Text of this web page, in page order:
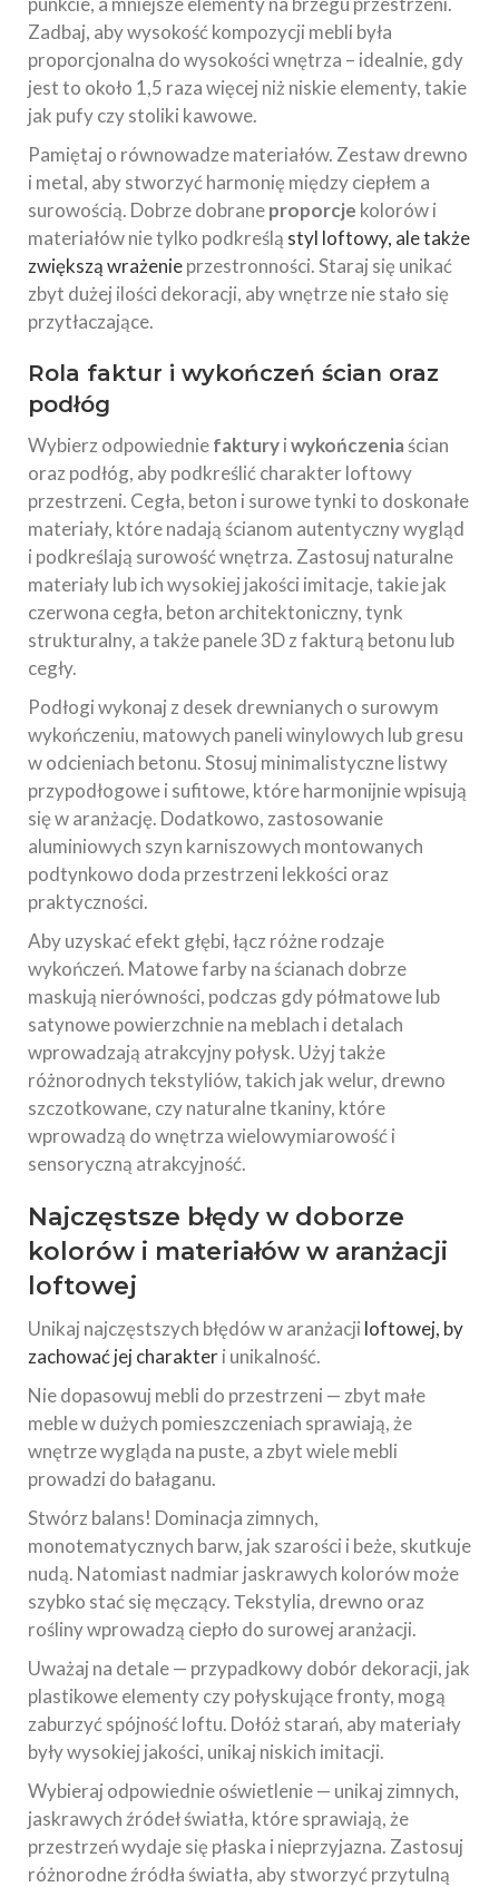
Zadbaj, aby wysokość kompozycji mebli była
proporcjonalna do wysokości wnętrza – idealnie, gdy
jest to około 1,5 raza więcej niż niskie elementy, takie
jak pufy czy stoliki kawowe.
Pamiętaj o równowadze materiałów. Zestaw drewno
i metal, aby stworzyć harmonię między ciepłem a
surowością. Dobrze dobraneproporcje kolorów i
materiałów nie tylko podkreślą styl loftowy, ale także
zwiększą wrażenieprzestronności. Staraj się unikać
zbyt dużej ilości dekoracji, aby wnętrze nie stało się
przytłaczające.
Rola faktur i wykończeń ścian oraz
podłóg
Wybierz odpowiedniefakturyiwykończeniaścian
oraz podłóg, aby podkreślić charakter loftowy
przestrzeni. Cegła, beton i surowe tynki to doskonałe
materiały, które nadają ścianom autentyczny wygląd
i podkreślają surowość wnętrza. Zastosuj naturalne
materiały lub ich wysokiej jakości imitacje, takie jak
czerwona cegła, beton architektoniczny, tynk
strukturalny, a także panele 3D z fakturą betonu lub
cegły.
Podłogi wykonaj z desek drewnianych o surowym
wykończeniu, matowych paneli winylowych lub gresu
w odcieniach betonu. Stosuj minimalistyczne listwy
przypodłogowe i sufitowe, które harmonijnie wpisują
się w aranżację. Dodatkowo, zastosowanie
aluminiowych szyn karniszowych montowanych
podtynkowo doda przestrzeni lekkości oraz
praktyczności.
Aby uzyskać efekt głębi, łącz różne rodzaje
wykończeń. Matowe farby na ścianach dobrze
maskują nierówności, podczas gdy półmatowe lub
satynowe powierzchnie na meblach i detalach
wprowadzają atrakcyjny połysk. Użyj także
różnorodnych tekstyliów, takich jak welur, drewno
szczotkowane, czy naturalne tkaniny, które
wprowadzą do wnętrza wielowymiarowość i
sensoryczną atrakcyjność.
Najczęstsze błędy w doborze
kolorów i materiałów w aranżacji
loftowej
Unikaj najczęstszych błędów w aranżacji loftowej, by
zachować jej charakteri unikalność.
Nie dopasowuj mebli do przestrzeni — zbyt małe
meble w dużych pomieszczeniach sprawiają, że
wnętrze wygląda na puste, a zbyt wiele mebli
prowadzi do bałaganu.
Stwórz balans! Dominacja zimnych,
monotematycznych barw, jak szarości i beże, skutkuje
nudą. Natomiast nadmiar jaskrawych kolorów może
szybko stać się męczący. Тekstylia, drewno oraz
rośliny wprowadzą ciepło do surowej aranżacji.
Uważaj na detale — przypadkowy dobór dekoracji, jak
plastikowe elementy czy połyskujące fronty, mogą
zaburzyć spójność loftu. Dołóż starań, aby materiały
były wysokiej jakości, unikaj niskich imitacji.
Wybieraj odpowiednie oświetlenie — unikaj zimnych,
jaskrawych źródeł światła, które sprawiają, że
przestrzeń wydaje się płaska i nieprzyjazna. Zastosuj
różnorodne źródła światła, aby stworzyć przytulną